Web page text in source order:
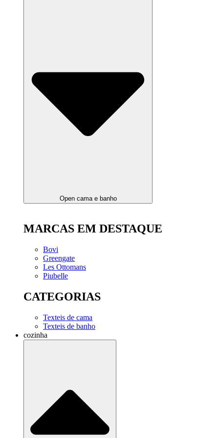
Open cama e banho
MARCAS EM DESTAQUE
Bovi
Greengate
Les Ottomans
Piubelle
CATEGORIAS
Texteis de cama
Texteis de banho
cozinha